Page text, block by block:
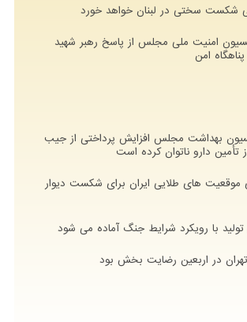
شکست سختی در لبنان خواهد خورد
امنیت ملی مجلس از پاسخ رهبر شهید
امن
بهداشت مجلس افزایش پرداختی از جیب
تأمین دارو ناتوان کرده است
موقعیت های طلایی ایران برای شکست دیوار
با رویکرد شرایط جنگ آماده می شود
در اربعین رضایت بخش بود